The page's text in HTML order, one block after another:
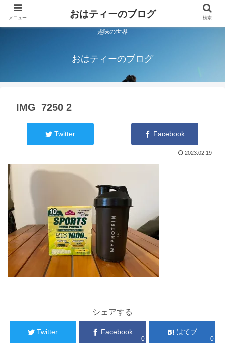
趣味の世界
おはティーのブログ
IMG_7250 2
Twitter Facebook
2023.02.19
シェアする
Twitter Facebook
0
はてブ
0
メニュー おはティーのブログ 検索